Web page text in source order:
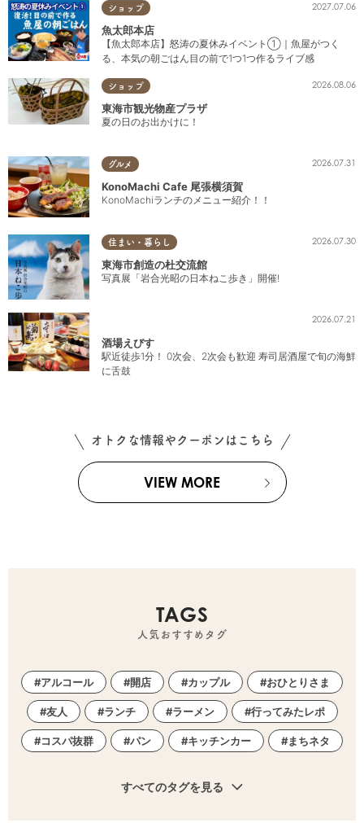
ショップ 2027.07.06
魚太郎本店
【魚太郎本店】怒涛の夏休みイベント①｜魚屋がつく
る、本気の朝ごはん目の前で1つ1つ作るライブ感
ショップ 2026.08.06
東海市観光物産プラザ
夏の日のお出かけに！
グルメ 2026.07.31
KonoMachi Cafe 尾張横須賀
KonoMachiランチのメニュー紹介！！
住まい・暮らし 2026.07.30
東海市創造の杜交流館
写真展「岩合光昭の日本ねこ歩き」開催!
2026.07.21
酒場えびす
駅近徒歩1分！ 0次会、2次会も歓迎 寿司居酒屋で旬の海鮮
に舌鼓
オトクな情報やクーポンはこちら
VIEW MORE
TAGS
人気おすすめタグ
アルコール 開店 カップル おひとりさま
友人 ランチ ラーメン 行ってみたレポ
コスパ抜群 パン キッチンカー まちネタ
すべてのタグを見る